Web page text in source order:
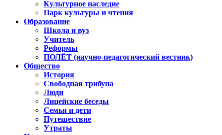
Культурное наследие
Парк культуры и чтения
Образование
Школа и вуз
Учитель
Реформы
ПОЛЁТ (научно-педагогический вестник)
Общество
История
Свободная трибуна
Люди
Лицейские беседы
Семья и дети
Путешествие
Утраты